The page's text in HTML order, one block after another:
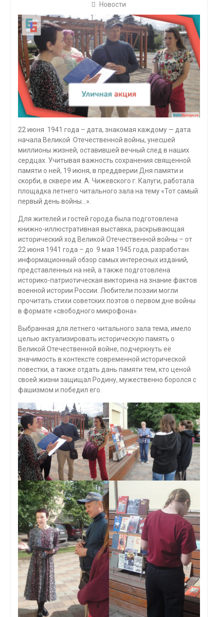
Новости
22 июня 1941 года – дата, знакомая каждому — дата
начала Великой Отечественной войны, унесшей
миллионы жизней, оставившей вечный след в наших
сердцах. Учитывая важность сохранения священной
памяти о ней, 19 июня, в преддверии Дня памяти и
скорби, в сквере им. А. Чижевского г. Калуги, работала
площадка летнего читального зала на тему «Тот самый
первый день войны…».
Для жителей и гостей города была подготовлена
книжно-иллюстративная выставка, раскрывающая
исторический ход Великой Отечественной войны – от
22 июня 1941 года – до 9 мая 1945 года, разработан
информационный обзор самых интересных изданий,
представленных на ней, а также подготовлена
историко-патриотическая викторина на знание фактов
военной истории России. Любители поэзии могли
прочитать стихи советских поэтов о первом дне войны
в формате «свободного микрофона».
Выбранная для летнего читального зала тема, имело
целью актуализировать историческую память о
Великой Отечественной войне, подчеркнуть её
значимость в контексте современной исторической
повестки, а также отдать дань памяти тем, кто ценой
своей жизни защищал Родину, мужественно боролся с
фашизмом и победил его.